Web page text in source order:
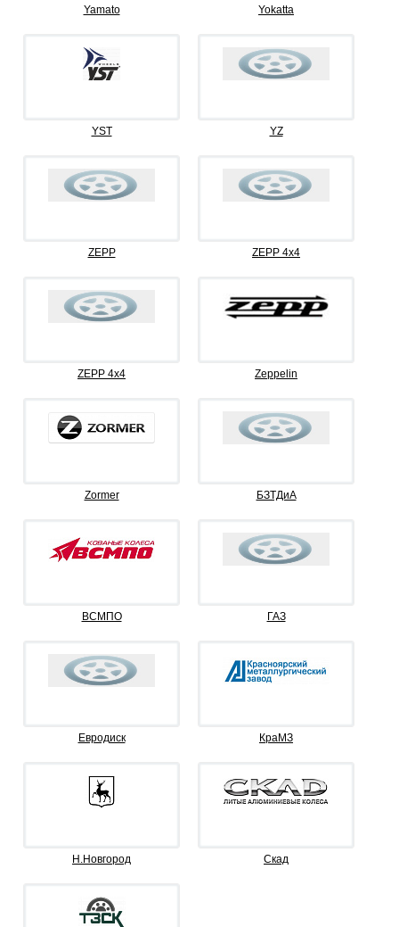
Yamato Yokatta
YST YZ
ZEPP ZEPP 4x4
ZEPP 4х4 Zeppelin
Zormer БЗТДиА
ВСМПО ГАЗ
Евродиск КраМЗ
Н.Новгород Скад